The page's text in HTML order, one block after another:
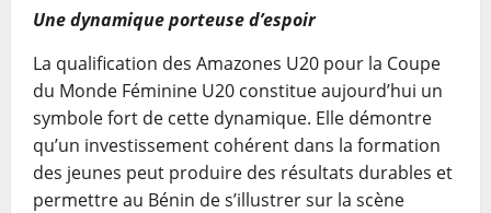
Une dynamique porteuse d’espoir
La qualification des Amazones U20 pour la Coupe
du Monde Féminine U20 constitue aujourd’hui un
symbole fort de cette dynamique. Elle démontre
qu’un investissement cohérent dans la formation
des jeunes peut produire des résultats durables et
permettre au Bénin de s’illustrer sur la scène